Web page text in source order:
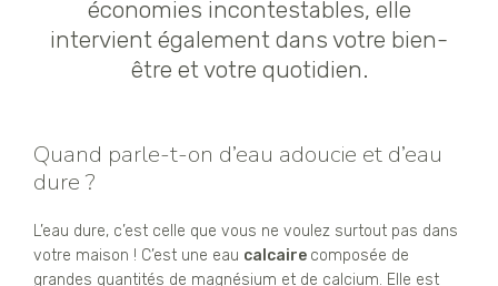
économies incontestables, elle
intervient également dans votre bien-
être et votre quotidien.
Quand parle-t-on d’eau adoucie et d’eau
dure ?
L’eau dure, c’est celle que vous ne voulez surtout pas dans
votre maison ! C’est une eau calcaire composée de
grandes quantités de magnésium et de calcium. Elle est